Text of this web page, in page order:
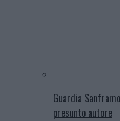
Guardia
presunto autore